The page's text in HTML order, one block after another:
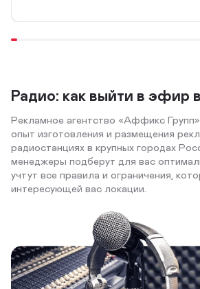
Радио: как выйти в эфир
Рекламное агентство «Аффикс
опыт изготовления и размещения
радиостанциях в крупных городах
менеджеры подберут для вас
учтут все правила и ограничения,
интересующей вас локации.